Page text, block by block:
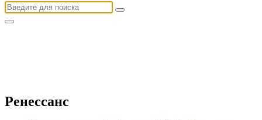
Искать:
Ренессанс